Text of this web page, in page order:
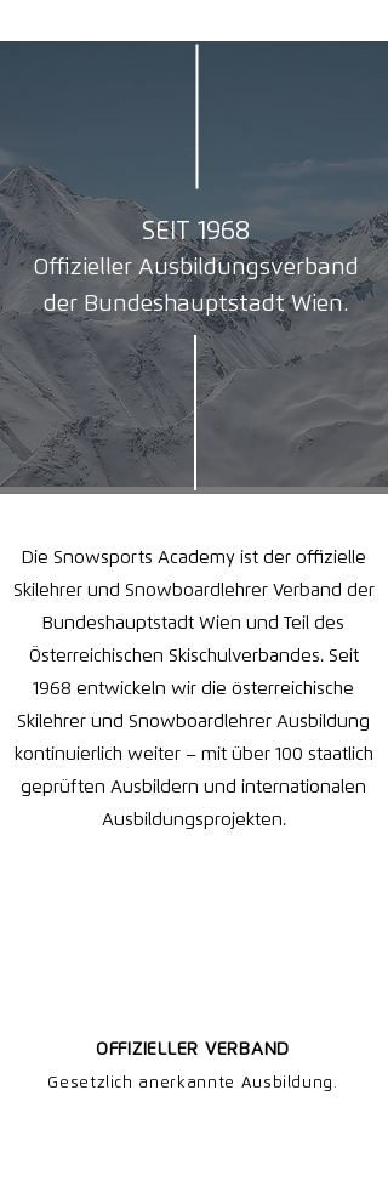
SEIT 1968
Offizieller Ausbildungsverband
der Bundeshauptstadt Wien.
Die Snowsports Academy ist der offizielle
Skilehrer und Snowboardlehrer Verband der
Bundeshauptstadt Wien und Teil des
Österreichischen Skischulverbandes. Seit
1968 entwickeln wir die österreichische
Skilehrer und Snowboardlehrer Ausbildung
kontinuierlich weiter – mit über 100 staatlich
geprüften Ausbildern und internationalen
Ausbildungsprojekten.
​OFFIZIELLER VERBAND
Gesetzlich anerkannte Ausbildung.